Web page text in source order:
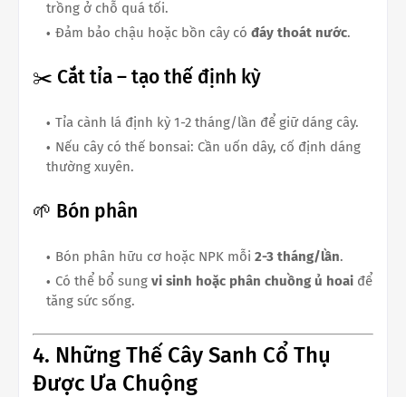
trồng ở chỗ quá tối.
Đảm bảo chậu hoặc bồn cây có đáy thoát nước.
✂️ Cắt tỉa – tạo thế định kỳ
Tỉa cành lá định kỳ 1-2 tháng/lần để giữ dáng cây.
Nếu cây có thế bonsai: Cần uốn dây, cố định dáng
thường xuyên.
🌱 Bón phân
Bón phân hữu cơ hoặc NPK mỗi 2-3 tháng/lần.
Có thể bổ sung vi sinh hoặc phân chuồng ủ hoai để
tăng sức sống.
4. Những Thế Cây Sanh Cổ Thụ
Được Ưa Chuộng